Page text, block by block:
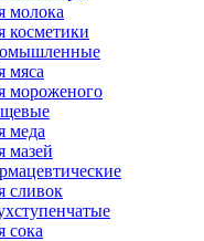
молока
косметики
мяса
мороженого
меда
мазей
сливок
сока